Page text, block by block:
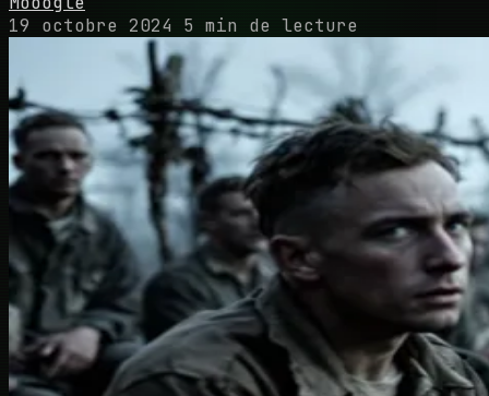
19 octobre 2024
5 min de lecture